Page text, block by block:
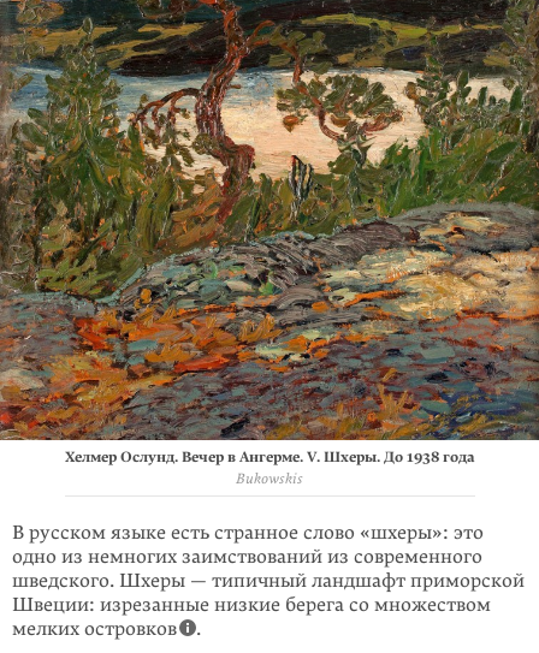
Хелмер Ослунд. Вечер в Ангерме. V. Шхеры. До 1938 года
Bukowskis
В русском языке есть странное слово «шхеры»: это
одно из немногих заимст­вований из современного
шведского. Шхеры — типичный ландшафт примор­ской
Швеции: изрезанные низкие берега со множеством
мелких островков
.